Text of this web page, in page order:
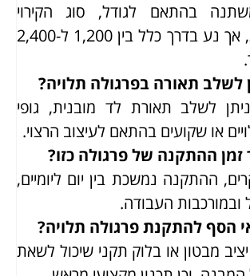
בהתאם לגודל, סוג הקירוי
והתוספות, אך נע בדרך כלל בין 1,200 ל-2,400
לשלב תאורה בפרגולה תלויה?
לשלב תאורת לד מובנית, גופי
או שקועים בהתאם לעיצוב הרצוי.
ההתקנה של פרגולה כזו?
ההתקנה נמשכת בין יום ליומיים,
ובמורכבות העבודה.
הסף להתקנת פרגולה תלויה?
מבטון או בלוק תקני שיכול לשאת